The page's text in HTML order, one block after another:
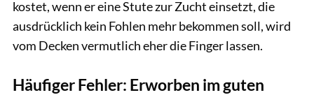
kostet, wenn er eine Stute zur Zucht einsetzt, die
ausdrücklich kein Fohlen mehr ­bekommen soll, wird
vom Decken vermutlich eher die Finger lassen.
Häufiger Fehler: Erworben im guten